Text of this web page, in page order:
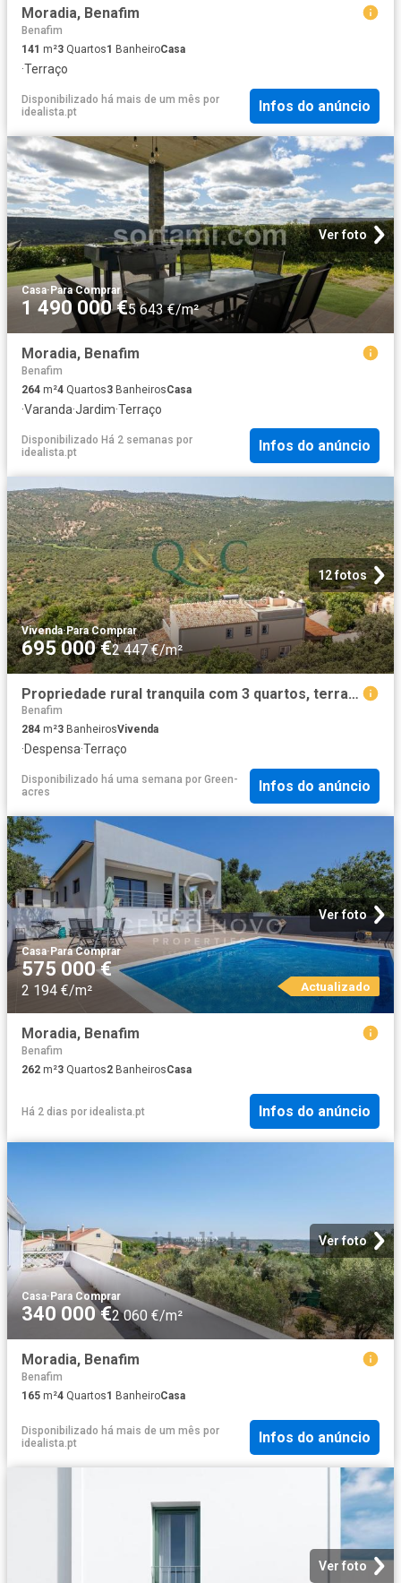
Moradia, Benafim
Benafim
141 m²3 Quartos1 BanheiroCasa
·Terraço
Disponibilizado há mais de um mês por
idealista.pt
Infos do anúncio
Ver foto
Casa· Para Comprar
1 490 000 €5 643 €/m²
Moradia, Benafim
Benafim
264 m²4 Quartos3 BanheirosCasa
·Varanda·Jardim·Terraço
Disponibilizado Há 2 semanas por
idealista.pt
Infos do anúncio
12 fotos
Vivenda·Para Comprar
695 000 €2 447 €/m²
Propriedade rural tranquila com 3 quartos, terraço e paisage. 284m² Querença, Tôr e Benafim
Benafim
284 m²3 BanheirosVivenda
·Despensa·Terraço
Disponibilizado há uma semana por Green-
acres
Infos do anúncio
Ver foto
Casa· Para Comprar
575 000 €
2 194 €/m² Actualizado
Moradia, Benafim
Benafim
262 m²3 Quartos2 BanheirosCasa
Há 2 dias por idealista.pt Infos do anúncio
Ver foto
Casa·Para Comprar
340 000 €2 060 €/m²
Moradia, Benafim
Benafim
165 m²4 Quartos1 BanheiroCasa
Disponibilizado há mais de um mês por
idealista.pt
Infos do anúncio
Ver foto